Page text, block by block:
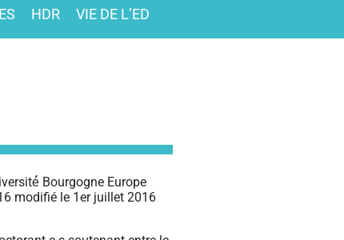
HDR VIE DE L’ED
Bourgogne Europe
modifié le 1er juillet 2016